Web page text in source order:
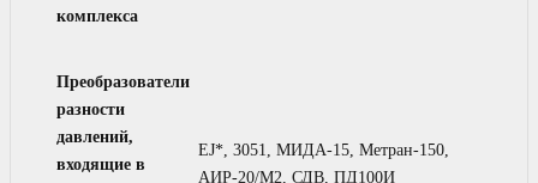
комплекса
Преобразователи
разности
давлений,
входящие в
EJ*, 3051, МИДА-15, Метран-150,
АИР-20/М2, СДВ, ПД100И